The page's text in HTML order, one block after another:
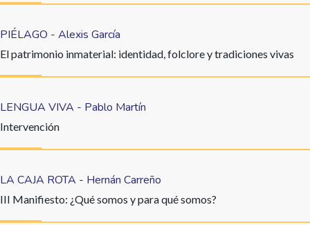
PIÉLAGO - Alexis García
El patrimonio inmaterial: identidad, folclore y tradiciones vivas
LENGUA VIVA - Pablo Martín
Intervención
LA CAJA ROTA - Hernán Carreño
III Manifiesto: ¿Qué somos y para qué somos?